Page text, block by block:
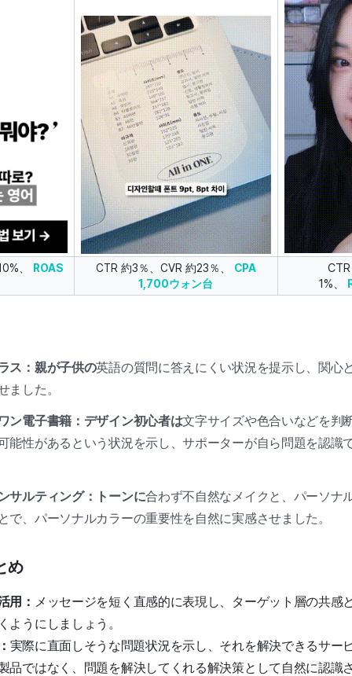
、 ROAS CTR 約3％、CVR 約23％、 CPA
1,700ウォン台
1%、
ス：親が子供の英語の質問に答えにくい状況を提示し、関心
ました。
ン電子書籍：デザイン初心者は文字サイズや色合いなどを判
能性があるという状況を示し、サポーターが自ら問題を認識
サルティング：トーンに合わず不自然なメイクと、パーソナ
で、パーソナルカラーの重要性を自然に実感させました。
め
用： メッセージを短く直感的に表現し、ターゲット層の共感
ようにしましょう。
実際に直面しそうな問題状況を示し、それを解決できるサー
品ではなく、問題を解決してくれる解決策として自然に認識